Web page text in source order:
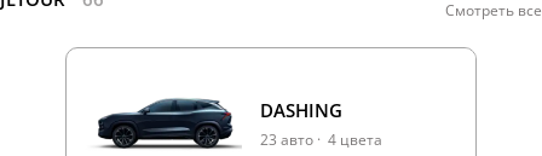
Смотреть все
DASHING
23 авто · 4 цвета